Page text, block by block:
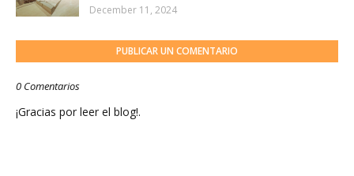
December 11, 2024
PUBLICAR UN COMENTARIO
0 Comentarios
¡Gracias por leer el blog!.